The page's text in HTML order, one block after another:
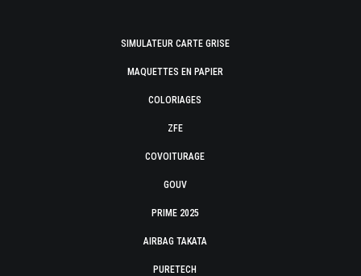
SIMULATEUR CARTE GRISE
MAQUETTES EN PAPIER
COLORIAGES
ZFE
COVOITURAGE
GOUV
PRIME 2025
AIRBAG TAKATA
PURETECH